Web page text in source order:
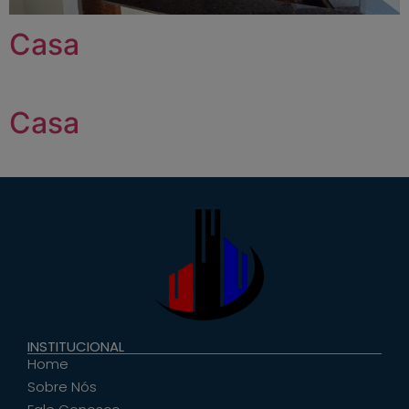
Casa
Casa
INSTITUCIONAL
Home
Sobre Nós